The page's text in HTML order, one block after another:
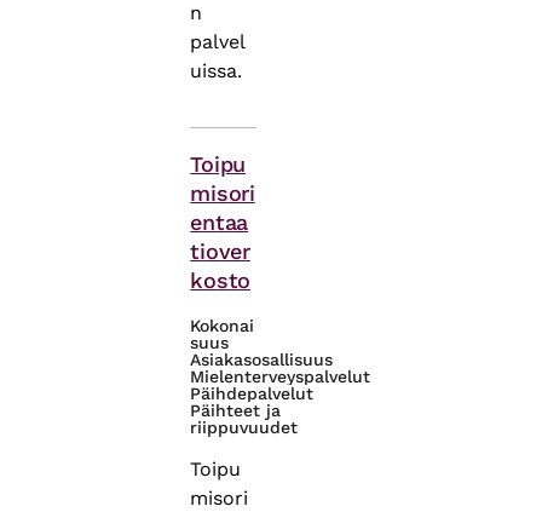
n
palvel
uissa.
Toipu
misori
entaa
tiover
kosto
Kokonai
suus
Asiakasosallisuus
Mielenterveyspalvelut
Päihdepalvelut
Päihteet ja
riippuvuudet
Toipu
misori